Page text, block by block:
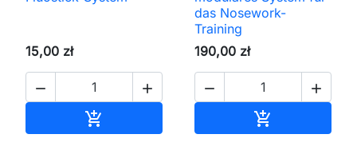
15,00 zł
 

das Nosework-
Training
190,00 zł
 
